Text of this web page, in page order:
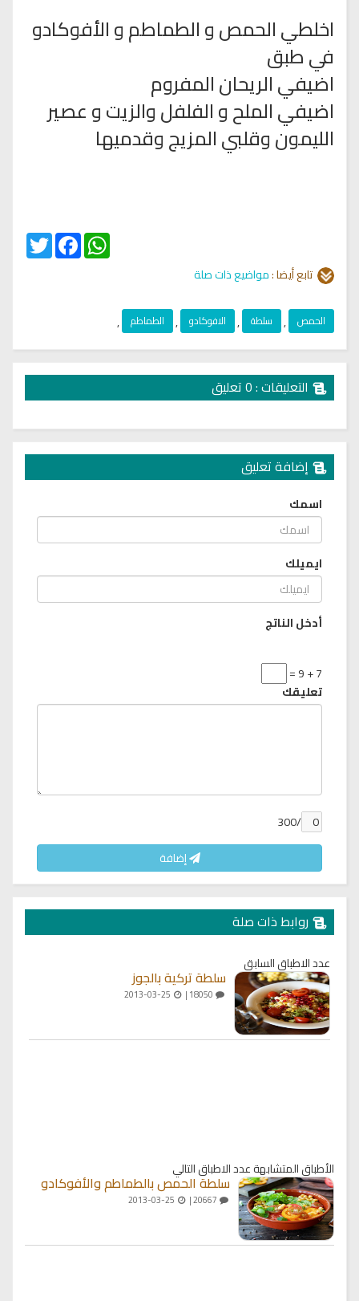
اخلطي الحمص و الطماطم و الأفوكادو
في طبق
اضيفي الريحان المفروم
اضيفي الملح و الفلفل والزيت و عصير
الليمون وقلبي المزيج وقدميها
Twitter
FacebookWhatsApp
تابع أيضا :مواضيع ذات صلة
الحمص , سلطة , الافوكادو , الطماطم ,
التعليقات : 0 تعليق
إضافة تعليق
اسمك
ايميلك
أدخل الناتج
7 + 9 =
تعليقك
/300
إضافة
روابط ذات صلة
عدد الاطباق السابق
سلطة تركية بالجوز
الأطباق المتشابهةعدد الاطباق التالي
سلطة الحمص بالطماطم والأفوكادو